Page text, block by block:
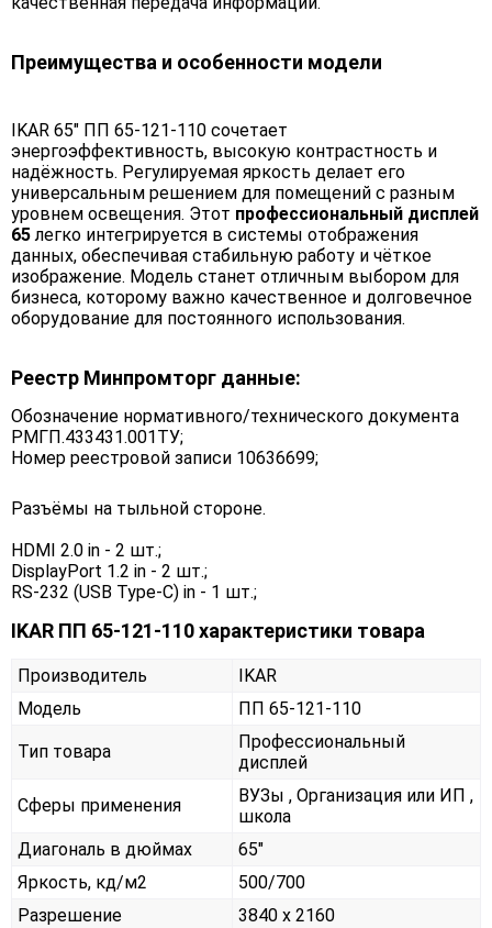
Преимущества и особенности модели
IKAR 65" ПП 65-121-110 сочетает
энергоэффективность, высокую контрастность и
надёжность. Регулируемая яркость делает его
универсальным решением для помещений с разным
уровнем освещения. Этот профессиональный дисплей
65легко интегрируется в системы отображения
данных, обеспечивая стабильную работу и чёткое
изображение. Модель станет отличным выбором для
бизнеса, которому важно качественное и долговечное
оборудование для постоянного использования.
Реестр Минпромторг данные:
Обозначение нормативного/технического документа
РМГП.433431.001ТУ;
Номер реестровой записи 10636699;
Разъёмы на тыльной стороне.
HDMI 2.0 in - 2 шт.;
DisplayPort 1.2 in - 2 шт.;
RS-232 (USB Type-C) in - 1 шт.;
IKAR ПП 65-121-110 характеристики товара
Производитель
IKAR
Модель
ПП 65-121-110
Тип товара
Профессиональный
дисплей
Сферы применения
ВУЗы , Организация или ИП ,
школа
Диагональ в дюймах
65"
Яркость, кд/м2
500/700
Разрешение
3840 x 2160